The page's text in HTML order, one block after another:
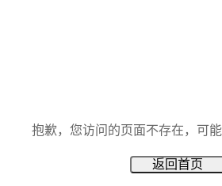
抱歉，您访问的页面不存在，可
返回首页